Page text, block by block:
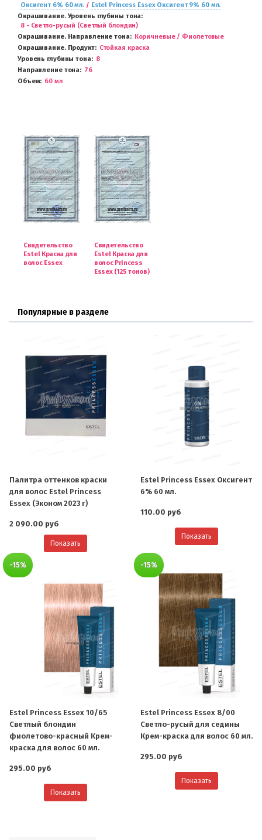
Оксигент 6% 60 мл./ Estel Princess Essex Оксигент 9% 60 мл.
Окрашивание. Уровень глубины тона
8 - Светло-русый (Светлый блондин)
Окрашивание. Направление тона
Коричневые / Фиолетовые
Окрашивание. Продукт
Стойкая краска
Уровень глубины тона
8
Направление тона
76
Объем
60 мл
Свидетельство
Estel Краска для
волос Essex
Свидетельство
Estel Краска для
волос Princess
Essex (125 тонов)
Популярные в разделе
Палитра оттенков краски
для волос Estel Princess
Essex (Эконом 2023 г)
2 090.00 руб
Показать
Estel Princess Essex Оксигент
6% 60 мл.
110.00 руб
Показать
-15%
Estel Princess Essex 10/65
Светлый блондин
фиолетово-красный Крем-
краска для волос 60 мл.
295.00 руб
Показать
-15%
Estel Princess Essex 8/00
Светло-русый для седины
Крем-краска для волос 60 мл.
295.00 руб
Показать